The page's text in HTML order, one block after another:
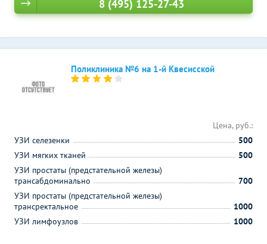
8 (495) 125-27-43
Поликлиника №6 на 1-й Квесисской
Цена, руб.:
УЗИ селезенки
500
УЗИ мягких тканей
500
УЗИ простаты (предстательной железы)
трансабдоминально
700
УЗИ простаты (предстательной железы)
трансректальное
1000
УЗИ лимфоузлов
1000